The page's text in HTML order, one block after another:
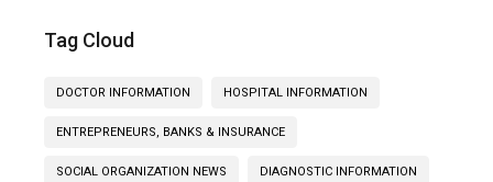
Tag Cloud
DOCTOR INFORMATION HOSPITAL INFORMATION
ENTREPRENEURS, BANKS & INSURANCE
SOCIAL ORGANIZATION NEWS DIAGNOSTIC INFORMATION